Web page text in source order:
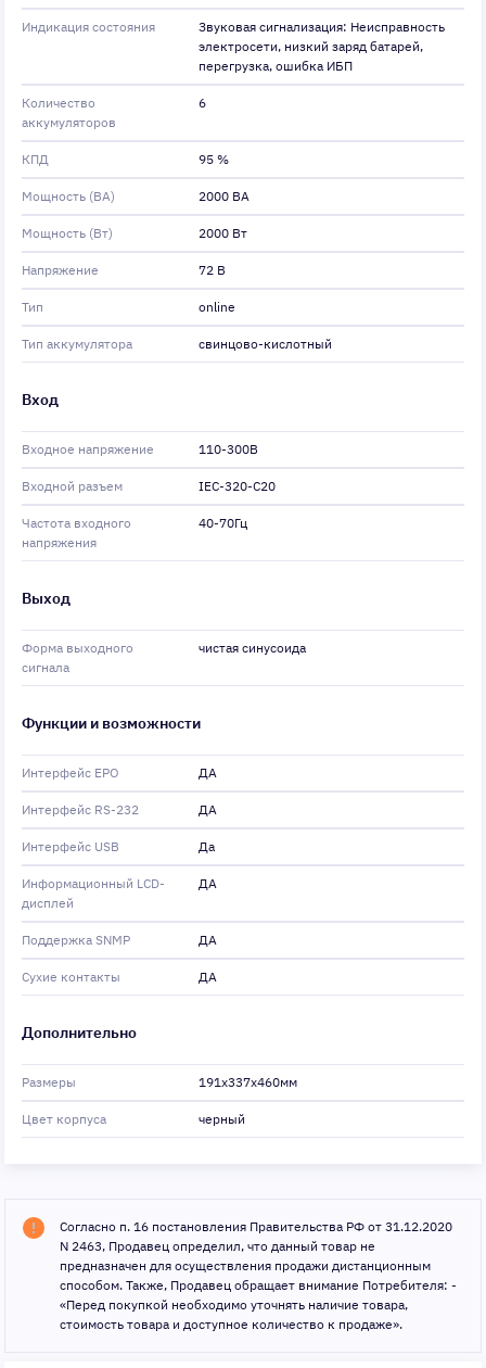
Индикация состояния
Звуковая сигнализация: Неисправность
электросети, низкий заряд батарей,
перегрузка, ошибка ИБП
Количество
аккумуляторов
6
КПД 95 %
Мощность (ВА) 2000 ВA
Мощность (Вт) 2000 Вт
Напряжение 72 В
Тип online
Тип аккумулятора свинцово-кислотный
Вход
Входное напряжение 110-300В
Входной разъем IEC-320-C20
Частота входного
напряжения
40-70Гц
Выход
Форма выходного
сигнала
чистая синусоида
Функции и возможности
Интерфейс EPO ДА
Интерфейс RS-232 ДА
Интерфейс USB Да
Информационный LCD-
дисплей
ДА
Поддержка SNMP ДА
Сухие контакты ДА
Дополнительно
Размеры 191x337x460мм
Цвет корпуса черный
Согласно п. 16 постановления Правительства РФ от 31.12.2020
N 2463, Продавец определил, что данный товар не
предназначен для осуществления продажи дистанционным
способом. Также, Продавец обращает внимание Потребителя: -
«Перед покупкой необходимо уточнять наличие товара,
стоимость товара и доступное количество к продаже».